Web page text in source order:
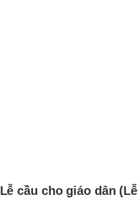
Lễ cầu cho giáo dân (Lễ